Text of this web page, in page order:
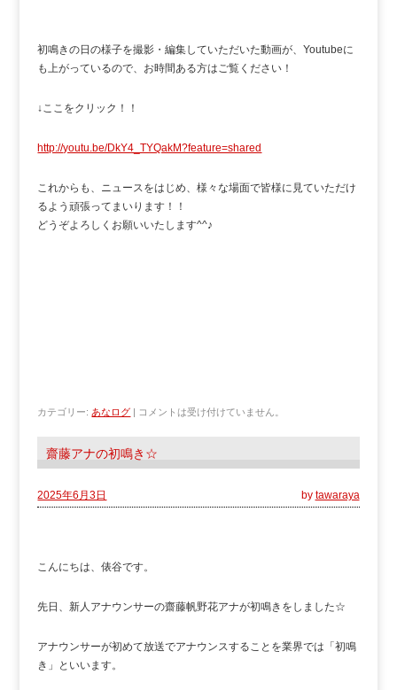
初鳴きの日の様子を撮影・編集していただいた動画が、Youtubeに
も上がっているので、お時間ある方はご覧ください！
↓ここをクリック！！
http://youtu.be/DkY4_TYQakM?feature=shared
これからも、ニュースをはじめ、様々な場面で皆様に見ていただけ
るよう頑張ってまいります！！
どうぞよろしくお願いいたします^^♪
カテゴリー: あなログ | コメントは受け付けていません。
齋藤アナの初鳴き☆
2025年6月3日 by tawaraya
こんにちは、俵谷です。
先日、新人アナウンサーの齋藤帆野花アナが初鳴きをしました☆
アナウンサーが初めて放送でアナウンスすることを業界では「初鳴
き」といいます。